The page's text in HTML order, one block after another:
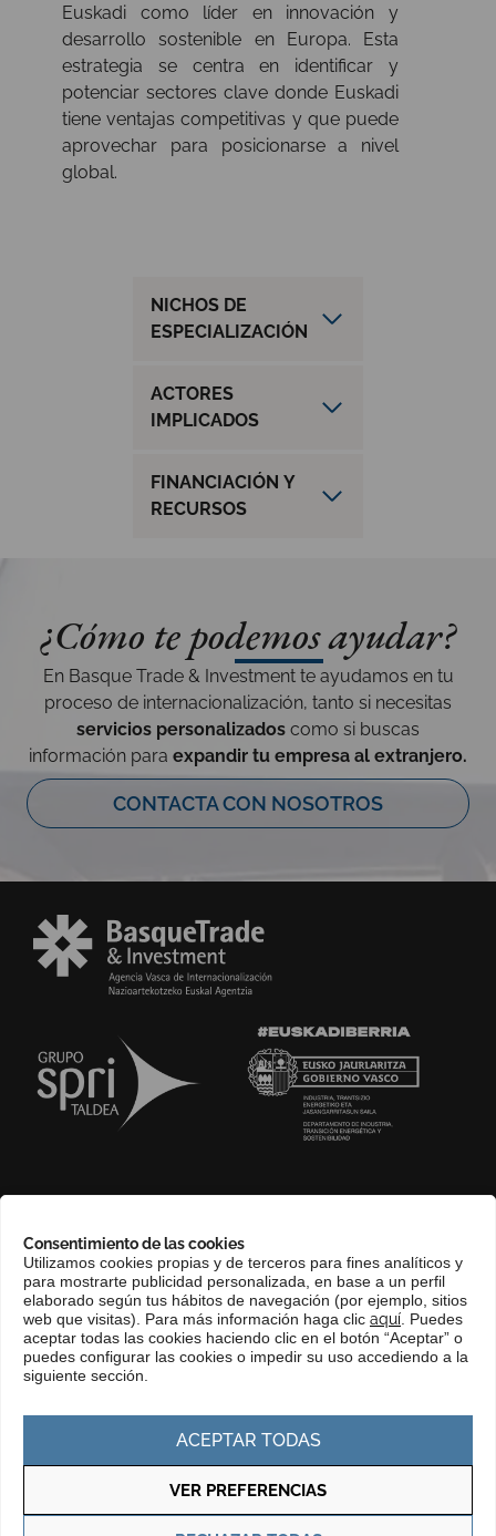
Consentimiento de las cookies
Utilizamos cookies propias y de terceros para fines analíticos y
para mostrarte publicidad personalizada, en base a un perfil
elaborado según tus hábitos de navegación (por ejemplo, sitios
web que visitas). Para más información haga clic aquí . Puedes
aceptar todas las cookies haciendo clic en el botón “Aceptar” o
puedes configurar las cookies o impedir su uso accediendo a la
siguiente sección.
ACEPTAR TODAS
VER PREFERENCIAS
Euskadi como líder en innovación y
desarrollo sostenible en Europa. Esta
estrategia se centra en identificar y
potenciar sectores clave donde Euskadi
tiene ventajas competitivas y que puede
aprovechar para posicionarse a nivel
global.
NICHOS DE
ESPECIALIZACIÓN
ACTORES
IMPLICADOS
FINANCIACIÓN Y
RECURSOS
¿Cómo te podemos ayudar?
En Basque Trade & Investment te ayudamos en tu
proceso de internacionalización, tanto si necesitas
servicios personalizados como si buscas
información para expandir tu empresa al extranjero.
CONTACTA CON NOSOTROS
COMPLIANCE CHANNEL
CONTACTO
EUSKERA
PERFIL DEL CONTRATANTE
Política de privacidad Política de cookies